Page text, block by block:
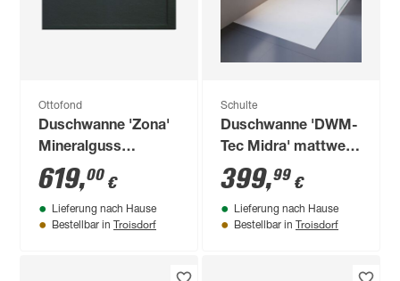
Ottofond
Duschwanne 'Zona'
Mineralguss
anthrazit 1600 x 800
/ 36 mm
619,00 €
Lieferung nach Hause
Bestellbar in Troisdorf
Schulte
Duschwanne 'DWM-
Tec Midra' mattweiß
mit Steinstruktur 90
x 160 cm
399,99 €
Lieferung nach Hause
Bestellbar in Troisdorf